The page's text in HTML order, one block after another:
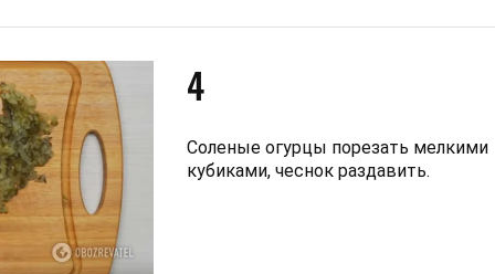
4
Соленые огурцы порезать мелкими
кубиками, чеснок раздавить.